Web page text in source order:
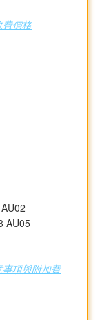
費價格
AU05
項與附加費